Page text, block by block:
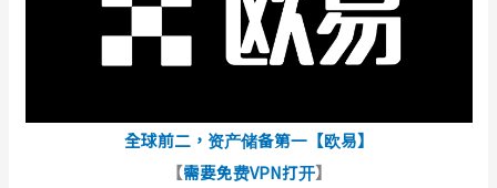
全球前二，资产储备第一【欧易】
【需要免费VPN打开】